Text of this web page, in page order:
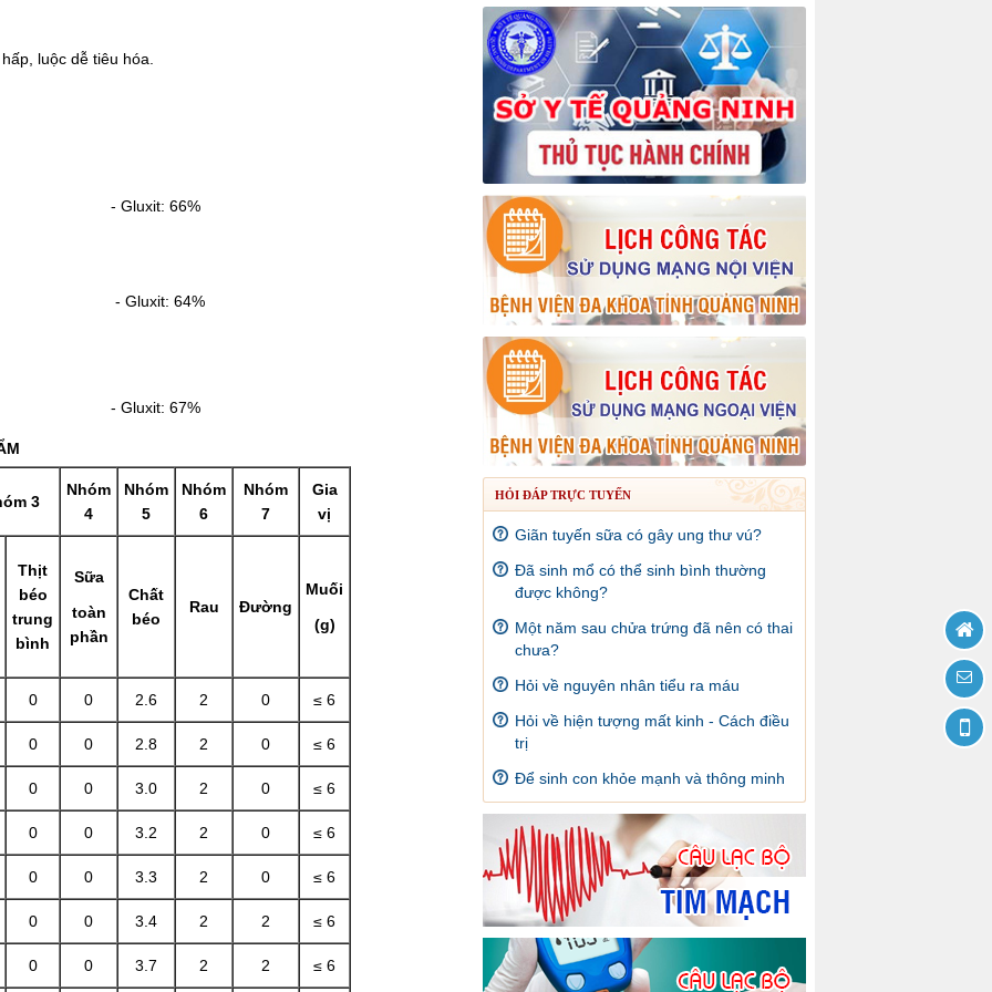
luộc dễ tiêu hóa.
- Gluxit: 66%
- Gluxit: 64%
- Gluxit: 67%
3
Nhóm
4
Nhóm
5
Nhóm
6
Nhóm
7
Gia
vị
Thịt
béo
trung
bình
Sữa
toàn
phần
Chất
béo
Rau Đường
Muối
(g)
0 0 2.6 2 0 ≤ 6
0 0 2.8 2 0 ≤ 6
0 0 3.0 2 0 ≤ 6
0 0 3.2 2 0 ≤ 6
0 0 3.3 2 0 ≤ 6
0 0 3.4 2 2 ≤ 6
0 0 3.7 2 2 ≤ 6
HỎI ĐÁP TRỰC TUYẾN
Giãn tuyến sữa có gây ung thư vú?
Đã sinh mổ có thể sinh bình thường
được không?
Một năm sau chửa trứng đã nên có thai
chưa?
Hỏi về nguyên nhân tiểu ra máu
Hỏi về hiện tượng mất kinh - Cách điều
trị
Để sinh con khỏe mạnh và thông minh